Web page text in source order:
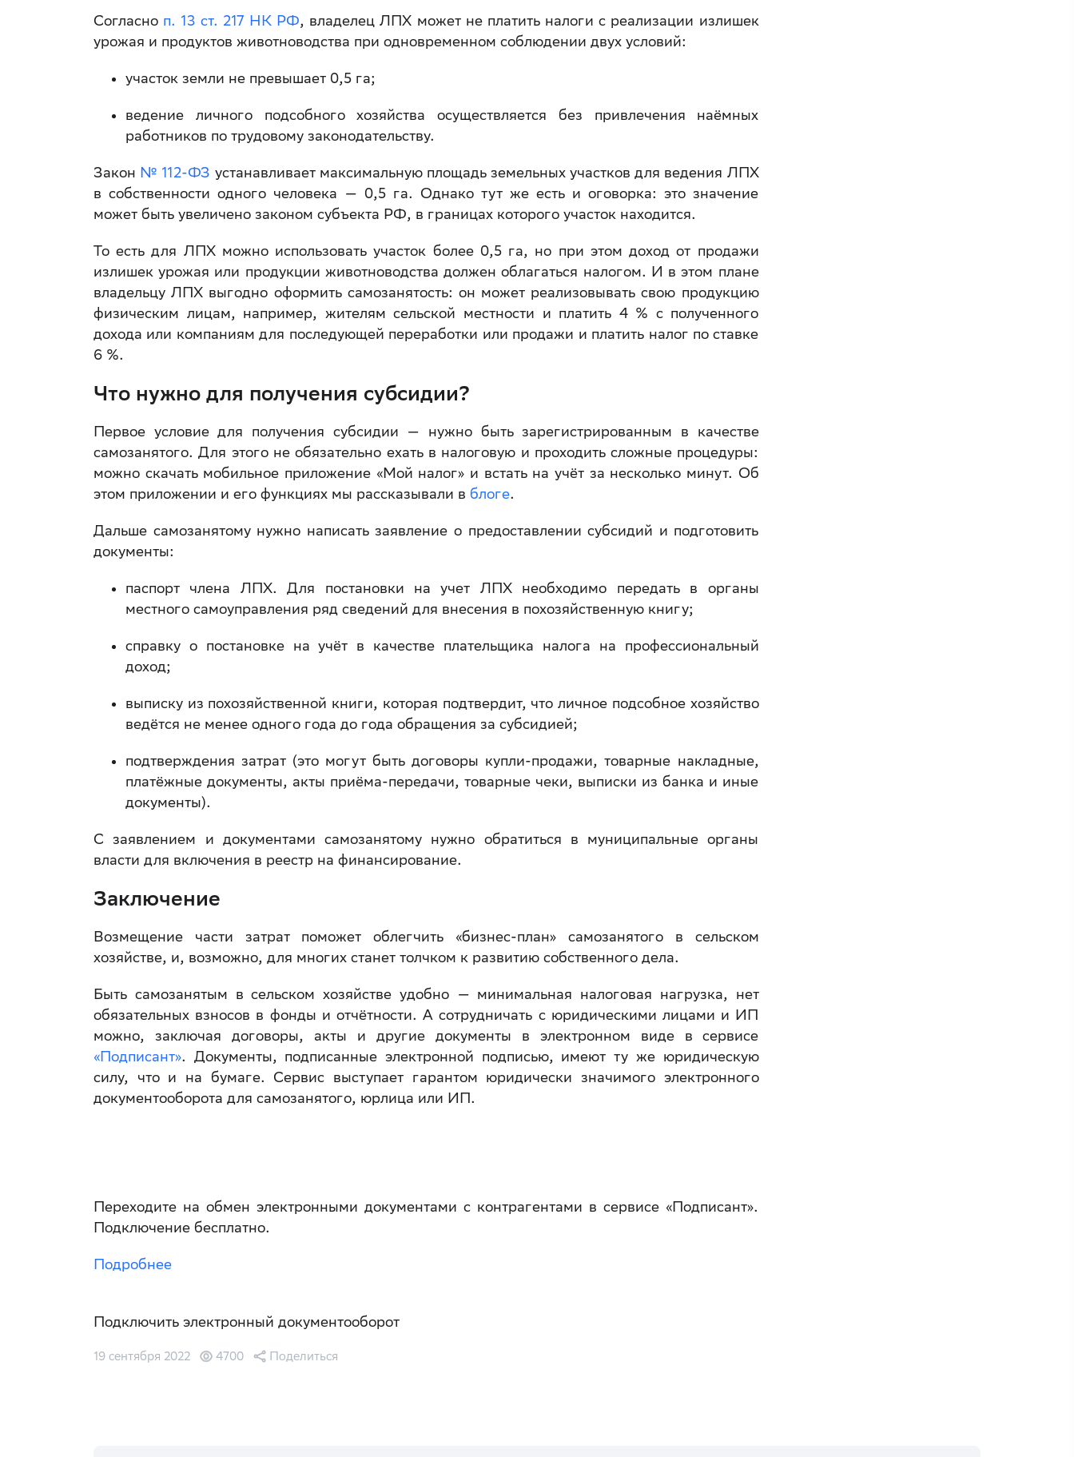
Согласно п. 13 ст. 217 НК РФ, владелец ЛПХ может не платить налоги с реализации излишек
урожая и продуктов животноводства при одновременном соблюдении двух условий:
участок земли не превышает 0,5 га;
ведение личного подсобного хозяйства осуществляется без привлечения наёмных
работников по трудовому законодательству.
Закон № 112-ФЗ устанавливает максимальную площадь земельных участков для ведения ЛПХ
в собственности одного человека — 0,5 га. Однако тут же есть и оговорка: это значение
может быть увеличено законом субъекта РФ, в границах которого участок находится.
То есть для ЛПХ можно использовать участок более 0,5 га, но при этом доход от продажи
излишек урожая или продукции животноводства должен облагаться налогом. И в этом плане
владельцу ЛПХ выгодно оформить самозанятость: он может реализовывать свою продукцию
физическим лицам, например, жителям сельской местности и платить 4 % с полученного
дохода или компаниям для последующей переработки или продажи и платить налог по ставке
6 %.
Что нужно для получения субсидии?
Первое условие для получения субсидии — нужно быть зарегистрированным в качестве
самозанятого. Для этого не обязательно ехать в налоговую и проходить сложные процедуры:
можно скачать мобильное приложение «Мой налог» и встать на учёт за несколько минут. Об
этом приложении и его функциях мы рассказывали в блоге.
Дальше самозанятому нужно написать заявление о предоставлении субсидий и подготовить
документы:
паспорт члена ЛПХ. Для постановки на учет ЛПХ необходимо передать в органы
местного самоуправления ряд сведений для внесения в похозяйственную книгу;
справку о постановке на учёт в качестве плательщика налога на профессиональный
доход;
выписку из похозяйственной книги, которая подтвердит, что личное подсобное хозяйство
ведётся не менее одного года до года обращения за субсидией;
подтверждения затрат (это могут быть договоры купли-продажи, товарные накладные,
платёжные документы, акты приёма-передачи, товарные чеки, выписки из банка и иные
документы).
С заявлением и документами самозанятому нужно обратиться в муниципальные органы
власти для включения в реестр на финансирование.
Заключение
Возмещение части затрат поможет облегчить «бизнес-план» самозанятого в сельском
хозяйстве, и, возможно, для многих станет толчком к развитию собственного дела.
Быть самозанятым в сельском хозяйстве удобно — минимальная налоговая нагрузка, нет
обязательных взносов в фонды и отчётности. А сотрудничать с юридическими лицами и ИП
можно, заключая договоры, акты и другие документы в электронном виде в сервисе
«Подписант». Документы, подписанные электронной подписью, имеют ту же юридическую
силу, что и на бумаге. Сервис выступает гарантом юридически значимого электронного
документооборота для самозанятого, юрлица или ИП.
Переходите на обмен электронными документами с контрагентами в сервисе «Подписант».
Подключение бесплатно.
Подробнее
Подключить электронный документооборот
19 сентября 2022 4700 Поделиться